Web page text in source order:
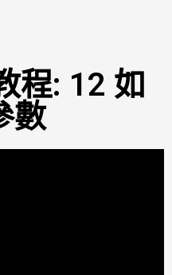
程: 12 如
數